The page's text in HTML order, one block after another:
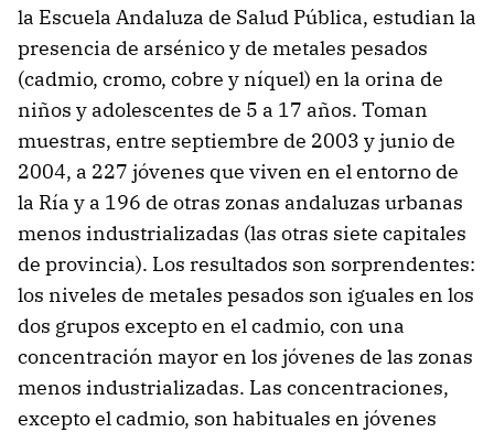
la Escuela Andaluza de Salud Pública, estudian la
presencia de arsénico y de metales pesados
(cadmio, cromo, cobre y níquel) en la orina de
niños y adolescentes de 5 a 17 años. Toman
muestras, entre septiembre de 2003 y junio de
2004, a 227 jóvenes que viven en el entorno de
la Ría y a 196 de otras zonas andaluzas urbanas
menos industrializadas (las otras siete capitales
de provincia). Los resultados son sorprendentes:
los niveles de metales pesados son iguales en los
dos grupos excepto en el cadmio, con una
concentración mayor en los jóvenes de las zonas
menos industrializadas. Las concentraciones,
excepto el cadmio, son habituales en jóvenes